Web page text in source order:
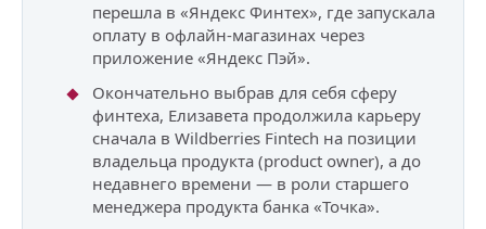
перешла в «Яндекс Финтех», где запускала
оплату в офлайн-магазинах через
приложение «Яндекс Пэй».
Окончательно выбрав для себя сферу
финтеха, Елизавета продолжила карьеру
сначала в Wildberries Fintech на позиции
владельца продукта (product owner), а до
недавнего времени — в роли старшего
менеджера продукта банка «Точка».